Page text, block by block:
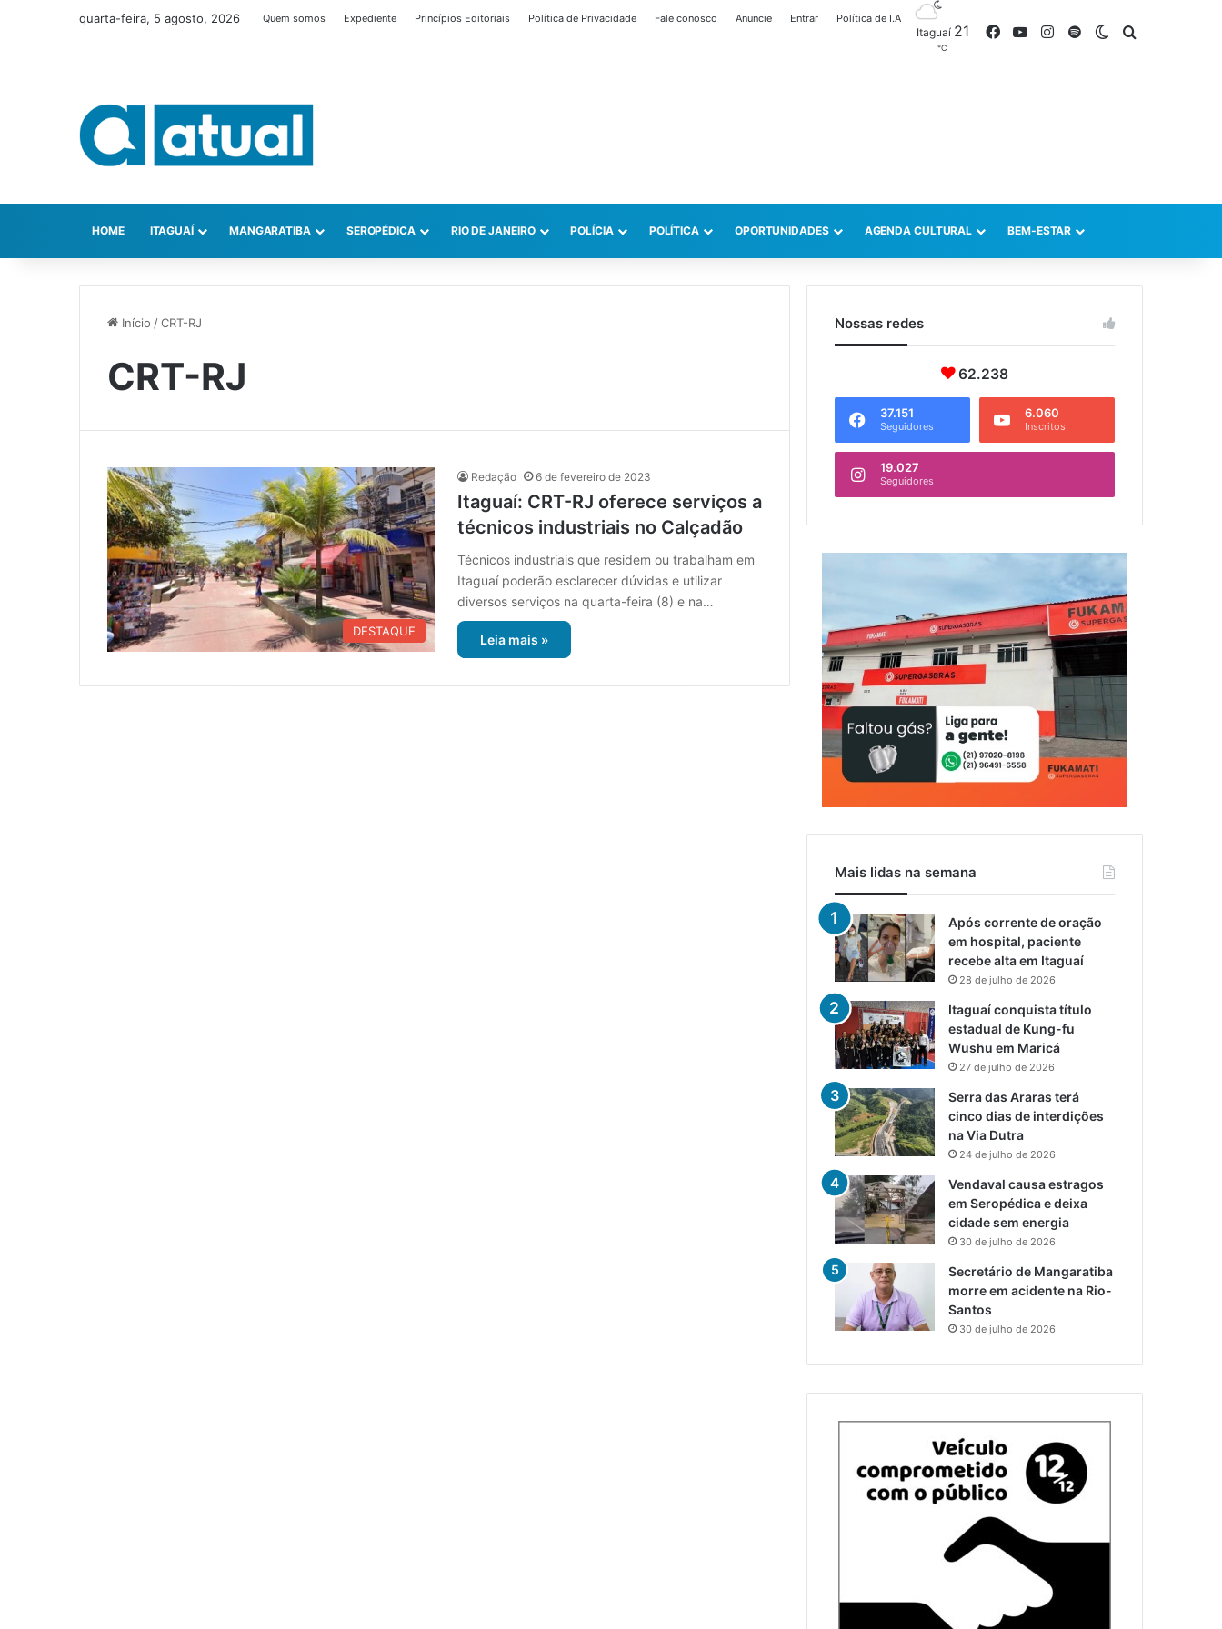
quarta-feira, 5 agosto, 2026 Quem somos Expediente Princípios Editoriais Política de Privacidade Fale conosco Anuncie Entrar Política de I.A
Itaguaí 21
℃
FacebookYouTubeInstagram
SpotifySwitch skin
HOME ITAGUAÍ MANGARATIBA SEROPÉDICA RIO DE JANEIRO POLÍCIA POLÍTICA OPORTUNIDADES AGENDA CULTURAL BEM-ESTAR
Início /CRT-RJ
CRT-RJ
DESTAQUE
Redação 6 de fevereiro de 2023
Itaguaí: CRT-RJ oferece serviços a
técnicos industriais no Calçadão
Técnicos industriais que residem ou trabalham em
Itaguaí poderão esclarecer dúvidas e utilizar
diversos serviços na quarta-feira (8) e na…
Leia mais »
Nossas redes
62.238
37.151
Seguidores
6.060
Inscritos
19.027
Seguidores
Mais lidas na semana
Após corrente de oração
em hospital, paciente
recebe alta em Itaguaí
28 de julho de 2026
Itaguaí conquista título
estadual de Kung-fu
Wushu em Maricá
27 de julho de 2026
Serra das Araras terá
cinco dias de interdições
na Via Dutra
24 de julho de 2026
Vendaval causa estragos
em Seropédica e deixa
cidade sem energia
30 de julho de 2026
Secretário de Mangaratiba
morre em acidente na Rio-
Santos
30 de julho de 2026